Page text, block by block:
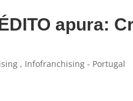
apura:
, Infofranchising - Portugal